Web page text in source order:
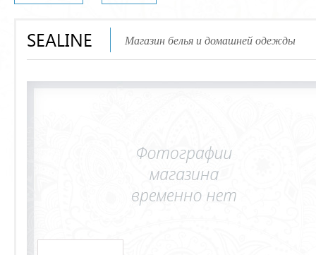
SEALINE Магазин белья и домашней одежды